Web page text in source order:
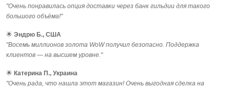
"Очень понравилась опция доставки через банк гильдии для такого
большого объёма!"
🌟 Эндрю Б., США
"Восемь миллионов золота WoW получил безопасно. Поддержка
клиентов — на высшем уровне."
🌟 Катерина П., Украина
"Очень рада, что нашла этот магазин! Очень выгодная сделка на